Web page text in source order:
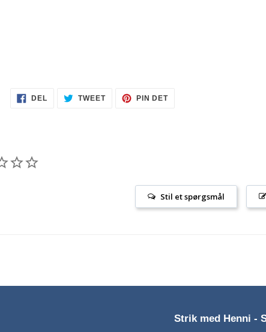
DEL TWEETTWEET
PIN DETPIN
Stil et spørgsmål
Strik med Henni -